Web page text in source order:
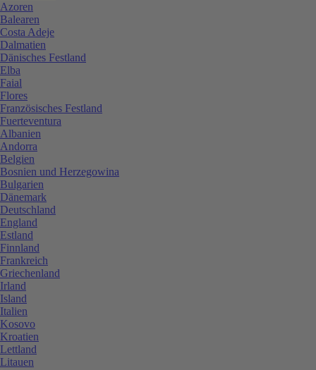
Azoren
Balearen
Costa Adeje
Dalmatien
Dänisches Festland
Elba
Faial
Flores
Französisches Festland
Fuerteventura
Albanien
Andorra
Belgien
Bosnien und Herzegowina
Bulgarien
Dänemark
Deutschland
England
Estland
Finnland
Frankreich
Griechenland
Irland
Island
Italien
Kosovo
Kroatien
Lettland
Litauen